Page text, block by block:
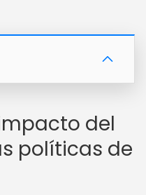
del
políticas de